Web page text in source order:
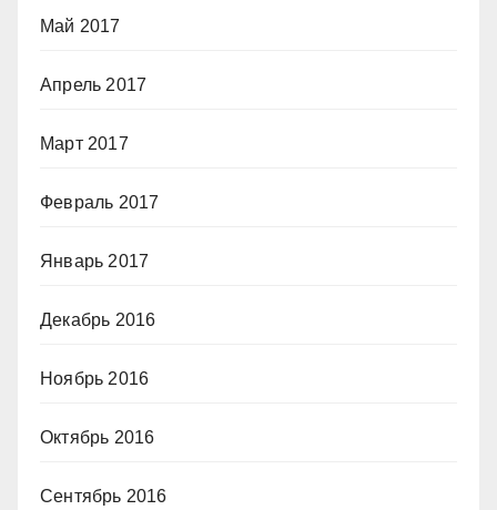
Май 2017
Апрель 2017
Март 2017
Февраль 2017
Январь 2017
Декабрь 2016
Ноябрь 2016
Октябрь 2016
Сентябрь 2016